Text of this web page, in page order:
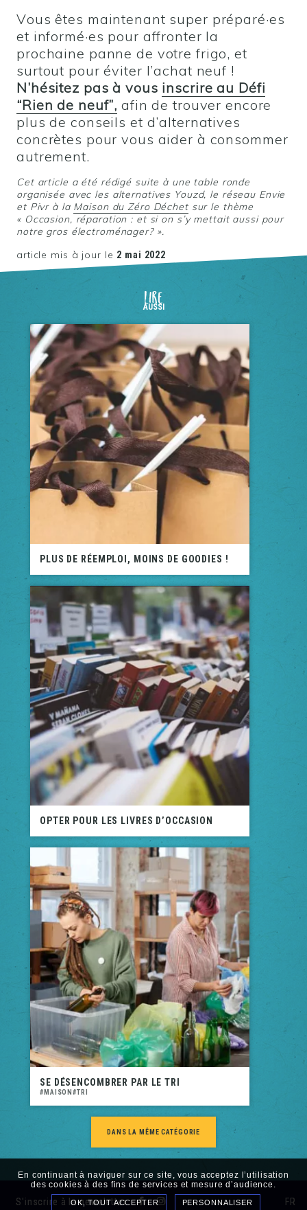
Vous êtes maintenant super préparé·es
et informé·es pour affronter la
prochaine panne de votre frigo, et
surtout pour éviter l’achat neuf !
N’hésitez pas à vous inscrire au Défi
“Rien de neuf”, afin de trouver encore
plus de conseils et d’alternatives
concrètes pour vous aider à consommer
autrement.
Cet article a été rédigé suite à une table ronde
organisée avec les alternatives Youzd, le réseau Envie
et Pivr à la Maison du Zéro Déchetsur le thème
« Occasion, réparation : et si on s’y mettait aussi pour
notre gros électroménager? ».
article mis à jour le 2 mai 2022
LIRE
AUSSI
PLUS DE RÉEMPLOI, MOINS DE GOODIES !
OPTER POUR LES LIVRES D’OCCASION
SE DÉSENCOMBRER PAR LE TRI
MAISON TRI
DANS LA MÊME CATÉGORIE
S'inscrire à la newsletter FR
En continuant à naviguer sur ce site, vous acceptez l’utilisation
des cookies à des fins de services et mesure d’audience.
OK, TOUT ACCEPTER PERSONNALISER